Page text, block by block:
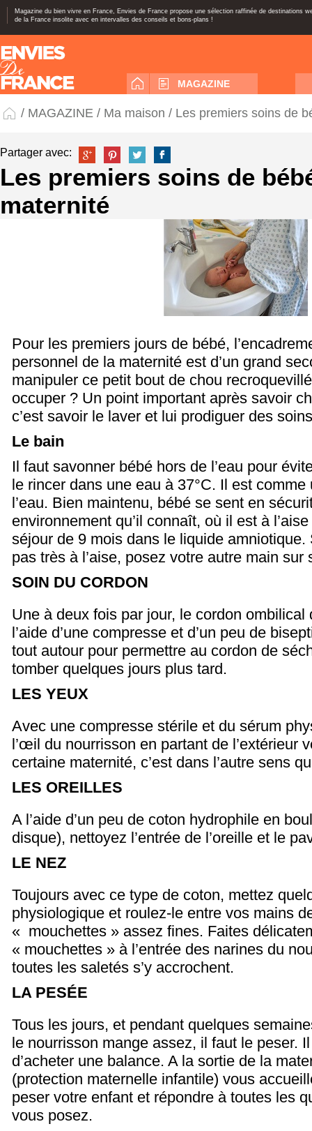
Magazine du bien vivre en France, Envies de France propose une sélection raffinée de destinations
de la France insolite avec en intervalles des conseils et bons-plans !
MAGAZINE
/ MAGAZINE / Ma maison / Les premiers soins de
Partager avec:
Les premiers soins de
maternité
Pour les premiers jours de bébé,
personnel de la maternité est d’un grand
manipuler ce petit bout de chou
occuper ? Un point important après savoir
c’est savoir le laver et lui prodiguer des
Le bain
Il faut savonner bébé hors de l’eau pour
le rincer dans une eau à 37°C. Il est
l’eau. Bien maintenu, bébé se sent en
environnement qu’il connaît, où il est à
séjour de 9 mois dans le liquide
pas très à l’aise, posez votre autre main sur
SOIN DU CORDON
Une à deux fois par jour, le cordon ombilical
l’aide d’une compresse et d’un peu de
tout autour pour permettre au cordon de
tomber quelques jours plus tard.
LES YEUX
Avec une compresse stérile et du sérum
l’œil du nourrisson en partant de l’extérieur
certaine maternité, c’est dans l’autre sens
LES OREILLES
A l’aide d’un peu de coton hydrophile en
disque), nettoyez l’entrée de l’oreille et le
LE NEZ
Toujours avec ce type de coton, mettez
physiologique et roulez-le entre vos mains
« mouchettes » assez fines. Faites
« mouchettes » à l’entrée des narines du
toutes les saletés s’y accrochent.
LA PESÉE
Tous les jours, et pendant quelques
le nourrisson mange assez, il faut le peser.
d’acheter une balance. A la sortie de la
(protection maternelle infantile) vous
peser votre enfant et répondre à toutes les
vous posez.